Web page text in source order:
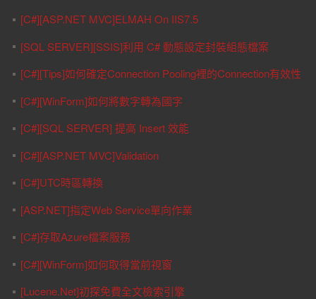
[C#][ASP.NET MVC]ELMAH On IIS7.5
[SQL SERVER][SSIS]利用 C# 動態設定封裝組態檔案
[C#][Tips]如何確定Connection Pooling裡的Connection有效性
[C#][WinForm]如何將數字轉為國字
[C#][SQL SERVER] 提高 Insert 效能
[C#][ASP.NET MVC]Validation
[C#]UTC時區轉換
[ASP.NET]指定Web Service單向作業
[C#]存取Azure檔案服務
[C#][WinForm]如何取得當前視窗
[Lucene.Net]初探免費全文檢索引擎